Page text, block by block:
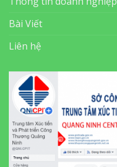
Bài Viết
Liên hệ